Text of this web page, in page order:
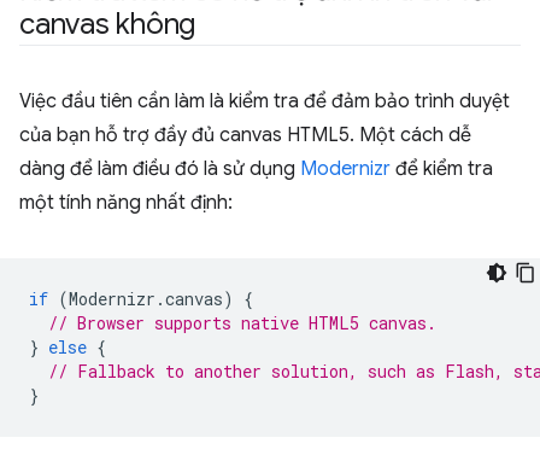
canvas không
Việc đầu tiên cần làm là kiểm tra để đảm bảo trình duyệt
của bạn hỗ trợ đầy đủ canvas HTML5. Một cách dễ
dàng để làm điều đó là sử dụng Modernizr để kiểm tra
một tính năng nhất định:
if (Modernizr .canvas)
{
// Browser supports native HTML5 canvas.
} else {
// Fallback to another solution, such as Flash,
}